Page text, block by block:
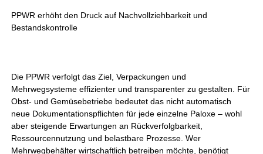
PPWR erhöht den Druck auf Nachvollziehbarkeit und
Bestandskontrolle
Die PPWR verfolgt das Ziel, Verpackungen und
Mehrwegsysteme effizienter und transparenter zu gestalten. Für
Obst- und Gemüsebetriebe bedeutet das nicht automatisch
neue Dokumentationspflichten für jede einzelne Paloxe – wohl
aber steigende Erwartungen an Rückverfolgbarkeit,
Ressourcennutzung und belastbare Prozesse. Wer
Mehrwegbehälter wirtschaftlich betreiben möchte, benötigt